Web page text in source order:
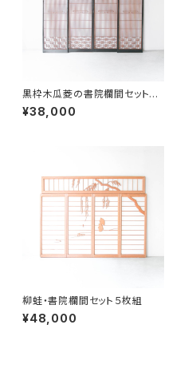
黒枠木瓜菱の書院欄間セット５
枚組
¥38,000
柳蛙・書院欄間セット５枚組
¥48,000